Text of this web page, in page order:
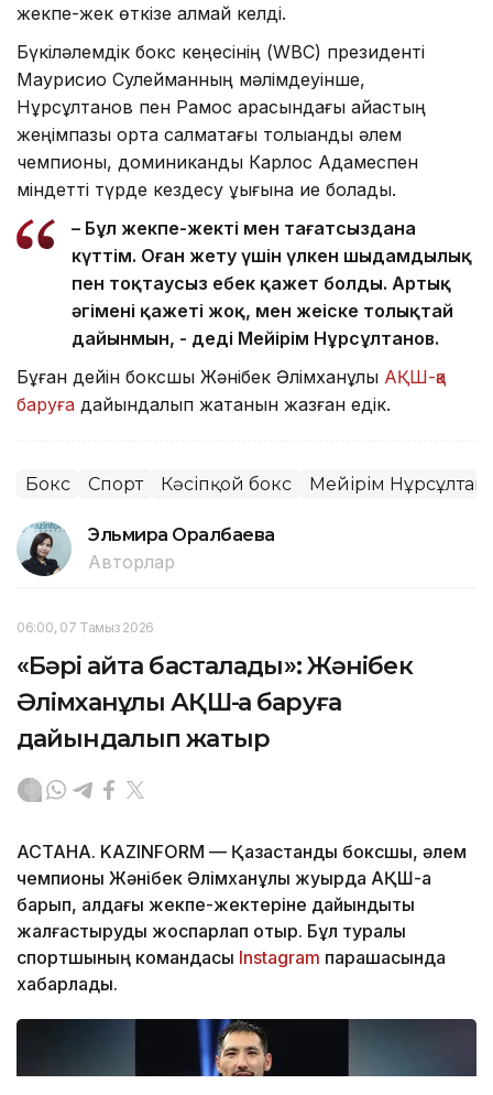
жекпе-жек өткізе алмай келді.
Бүкіләлемдік бокс кеңесінің (WBC) президенті
Маурисио Сулейманның мәлімдеуінше,
Нұрсұлтанов пен Рамос арасындағы айқастың
жеңімпазы орта салмақтағы толыққанды әлем
чемпионы, доминикандық Карлос Адамеспен
міндетті түрде кездесу құқығына ие болады.
– Бұл жекпе-жекті мен тағатсыздана
күттім. Оған жету үшін үлкен шыдамдылық
пен тоқтаусыз еңбек қажет болды. Артық
әңгіменің қажеті жоқ, мен жеңіске толықтай
дайынмын, - деді Мейірім Нұрсұлтанов.
Бұған дейін боксшы Жәнібек Әлімханұлы АҚШ-қа
баруға дайындалып жатқанын жазған едік.
Бокс Спорт Кәсіпқой бокс Мейірім
Эльмира Оралбаева
Авторлар
06:00, 07 Тамыз 2026
«Бәрі қайта басталады»: Жәнібек
Әлімханұлы АҚШ-қа баруға
дайындалып жатыр
АСТАНА. KAZINFORM — Қазақстандық боксшы, әлем
чемпионы Жәнібек Әлімханұлы жуырда АҚШ-қа
барып, алдағы жекпе-жектеріне дайындықты
жалғастыруды жоспарлап отыр. Бұл туралы
спортшының командасы Instagram парақшасында
хабарлады.